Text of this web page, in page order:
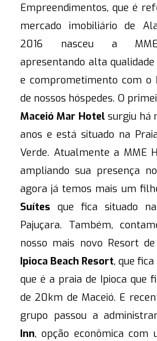
Empreendimentos, que é
mercado imobiliário de
2016 nasceu a
apresentando alta
e comprometimento com o
de nossos hóspedes. O
Maceió Mar Hotel surgiu há
anos e está situado na
Verde. Atualmente a MME
ampliando sua presença
agora já temos mais um
Suítes que fica situado
Pajuçara. Também,
nosso mais novo Resort
Ipioca Beach Resort, que
que é a praia de Ipioca que
de 20km de Maceió. E
grupo passou a
Inn, opção econômica com